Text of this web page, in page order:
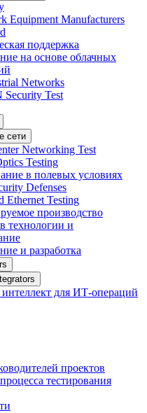
Equipment Manufacturers
поддержка
на основе облачных
Networks
Security Test
сети
Networking Test
Testing
в полевых условиях
Defenses
Ethernet Testing
производство
технологии и
и разработка
для ИТ-операций
проектов
тестирования